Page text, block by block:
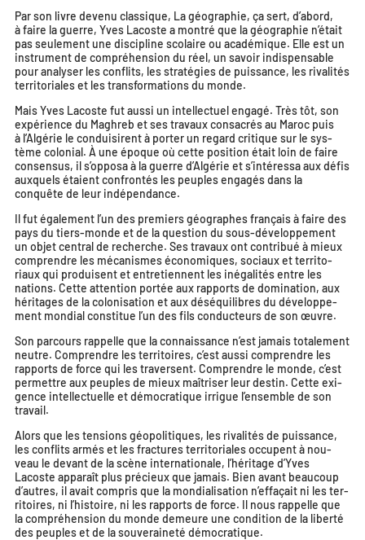
Par son livre deve­nu clas­sique, La géo­gra­phie, ça sert, d’abord,
à faire la guerre, Yves Lacoste a mon­tré que la géo­gra­phie n’était
pas seule­ment une dis­ci­pline sco­laire ou aca­dé­mique. Elle est un
ins­tru­ment de com­pré­hen­sion du réel, un savoir indis­pen­sable
pour ana­ly­ser les conflits, les stra­té­gies de puis­sance, les riva­li­tés
ter­ri­to­riales et les trans­for­ma­tions du monde.
Mais Yves Lacoste fut aus­si un intel­lec­tuel enga­gé. Très tôt, son
expé­rience du Maghreb et ses tra­vaux consa­crés au Maroc puis
à l’Algérie le condui­sirent à por­ter un regard cri­tique sur le sys­
tème colo­nial. À une époque où cette posi­tion était loin de faire
consen­sus, il s’opposa à la guerre d’Algérie et s’intéressa aux défis
aux­quels étaient confron­tés les peuples enga­gés dans la
conquête de leur indépendance.
Il fut éga­le­ment l’un des pre­miers géo­graphes fran­çais à faire des
pays du tiers-monde et de la ques­tion du sous-déve­lop­pe­ment
un objet cen­tral de recherche. Ses tra­vaux ont contri­bué à mieux
com­prendre les méca­nismes éco­no­miques, sociaux et ter­ri­to­
riaux qui pro­duisent et entre­tiennent les inéga­li­tés entre les
nations. Cette atten­tion por­tée aux rap­ports de domi­na­tion, aux
héri­tages de la colo­ni­sa­tion et aux dés­équi­libres du déve­lop­pe­
ment mon­dial consti­tue l’un des fils conduc­teurs de son œuvre.
Son par­cours rap­pelle que la connais­sance n’est jamais tota­le­ment
neutre. Comprendre les ter­ri­toires, c’est aus­si com­prendre les
rap­ports de force qui les tra­versent. Comprendre le monde, c’est
per­mettre aux peuples de mieux maî­tri­ser leur des­tin. Cette exi­
gence intel­lec­tuelle et démo­cra­tique irrigue l’ensemble de son
travail.
Alors que les ten­sions géo­po­li­tiques, les riva­li­tés de puis­sance,
les conflits armés et les frac­tures ter­ri­to­riales occupent à nou­
veau le devant de la scène inter­na­tio­nale, l’héritage d’Yves
Lacoste appa­raît plus pré­cieux que jamais. Bien avant beau­coup
d’autres, il avait com­pris que la mon­dia­li­sa­tion n’effaçait ni les ter­
ri­toires, ni l’histoire, ni les rap­ports de force. Il nous rap­pelle que
la com­pré­hen­sion du monde demeure une condi­tion de la liber­té
des peuples et de la sou­ve­rai­ne­té démocratique.